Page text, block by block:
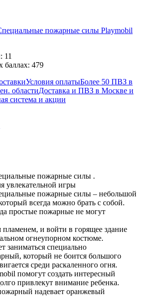
11
баллах: 479
Условия оплатыБолее 50 ПВЗ в
областиДоставка и ПВЗ в Москве и
система и акции
пожарные силы .
увлекательной игры
пожарные силы – небольшой
всегда можно брать с собой.
простые пожарные не могут
и войти в горящее здание
огнеупорном костюме.
заниматься специально
который не боится большого
среди раскаленного огня.
помогут создать интересный
привлекут внимание ребенка.
надевает оранжевый